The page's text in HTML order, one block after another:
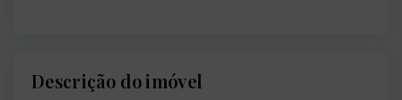
Descrição do imóvel